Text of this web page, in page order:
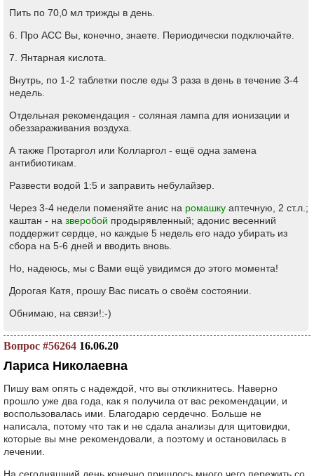
Пить по 70,0 мл трижды в день.
6. Про АСС Вы, конечно, знаете. Периодически подключайте.
7. Янтарная кислота.
Внутрь, по 1-2 таблетки после еды 3 раза в день в течение 3-4
недель.
Отдельная рекомендация - соляная лампа для ионизации и
обеззараживания воздуха.
А также Протаргол или Колларгол - ещё одна замена
антибиотикам.
Развести водой 1:5 и заправить небулайзер.
Через 3-4 недели поменяйте анис на ромашку аптечную, 2 ст.л.;
каштан - на зверобой продырявленный; адонис весенний
поддержит сердце, но каждые 5 недель его надо убирать из
сбора на 5-6 дней и вводить вновь.
Но, надеюсь, мы с Вами ещё увидимся до этого момента!
Дорогая Катя, прошу Вас писать о своём состоянии.
Обнимаю, на связи!:-)
Вопрос #56264 16.06.20
Лариса Николаевна
Пишу вам опять с надеждой, что вы откликнитесь. Наверно
прошло уже два года, как я получила от вас рекомендации, и
воспользовалась ими. Благодарю сердечно. Больше не
написала, потому что так и не сдала анализы для щитовидки,
которые вы мне рекомендовали, а поэтому и остановилась в
лечении.